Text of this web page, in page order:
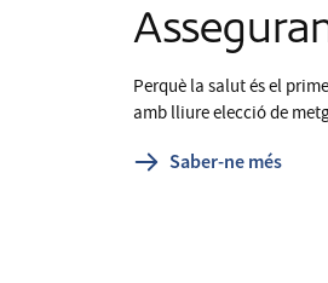
Perquè la salut és el
amb lliure elecció de
Saber-ne més